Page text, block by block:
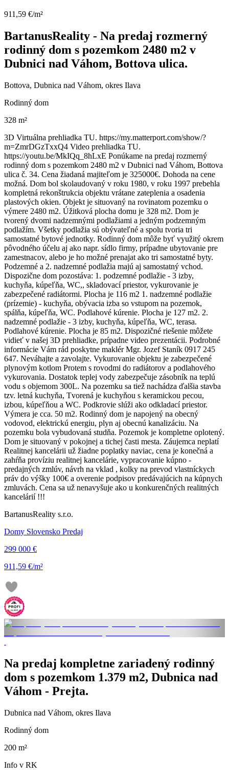
911,59 €/m²
BartanusReality - Na predaj rozmerný
rodinný dom s pozemkom 2480 m2 v
Dubnici nad Váhom, Bottova ulica.
Bottova, Dubnica nad Váhom, okres Ilava
Rodinný dom
328 m²
3D Virtuálna prehliadka TU. https://my.matterport.com/show/?
m=ZmrDGzTxxQ4 Video prehliadka TU.
https://youtu.be/MkIQq_8hLxE Ponúkame na predaj rozmerný
rodinný dom s pozemkom 2480 m2 v Dubnici nad Váhom, Bottova
ulica č. 34. Cena žiadaná majiteľom je 325000€. Dohoda na cene
možná. Dom bol skolaudovaný v roku 1980, v roku 1997 prebehla
kompletná rekonštrukcia objektu vrátane zateplenia a osadenia
plastových okien. Objekt je situovaný na rovinatom pozemku o
výmere 2480 m2. Úžitková plocha domu je 328 m2. Dom je
tvorený dvomi nadzemnými podlažiami a jedným podzemným
podlažím. Všetky podlažia sú obývateľné a spolu tvoria tri
samostatné bytové jednotky. Rodinný dom môže byť využitý okrem
pôvodného účelu aj ako napr. sídlo firmy, prípadne ubytovanie pre
zamestnacov, alebo je ho možné prenajat ako tri samostatné byty.
Podzemné a 2. nadzemné podlažia majú aj samostatný vchod.
Dispozične dom pozostáva: 1. podzemné podlažie - 3 izby,
kuchyňa, kúpeľňa, WC,, skladovací priestor, vykurovanie je
zabezpečené radiátormi. Plocha je 116 m2 1. nadzemné podlažie
(prízemie) - kuchyňa, obývacia izba so vstupom na pozemok,
spálňa, kúpeľňa, WC. Podlahové kúrenie. Plocha je 127 m2. 2.
nadzemné podlažie - 3 izby, kuchyňa, kúpeľňa, WC, terasa.
Podlahové kúrenie. Plocha je 85 m2. Dispozičné riešenie môžete
vidieť v našej 3D prehliadke, prípadne video prezentácii. Podrobné
informácie Vám rád poskytne maklér Mgr. Jozef Staník 0917 245
647. Neváhajte a zavolajte. Vykurovanie objektu je zabezpečené
plynovým kotlom Protem s rovodmi do radiátorov a podlahového
vykurovania. Dostatok teplej vody zabezpečuje zásobník na teplú
vodu s objemom 300L. Na pozemku sa tiež nachádza ďalšia stavba
tzv. letná kuchyňa, Tvorená je kuchyňou s keramickou pecou,
izbou, kúpeľňou a WC. Podkrovie slúži ako odkladací priestor.
Výmera je cca. 50 m2. Rodinný dom je napojený na obecný
vodovod, elektrickú energiu, plyn aj obecnú kanalizáciu. Na
pozemku bola vybudovaná studňa. Pozemok je kompletne oplotený.
Dom je situovaný v pokojnej a tichej časti mesta. Záujemca neplatí
Realitnej kancelárii už žiadne poplatky naviac, cena je konečná a
zahŕňa províziu realitnej kancelárie, vypracovanie kúpno -
predajných zmlúv, návrh na vklad , kolky na prevod vlastníckych
práv do výšky 100€ a overenie podpisov predávajúcich na kúpnych
zmluvách. Cena sa už nenavyšuje ako u konkurenčných realitných
kancelárií !!!
BartanusReality s.r.o.
Domy Slovensko Predaj
299 000 €
911,59 €/m²
Na predaj kompletne zariadený rodinný
dom s pozemkom 1.379 m2, Dubnica nad
Váhom - Prejta.
Dubnica nad Váhom, okres Ilava
Rodinný dom
200 m²
Info v RK